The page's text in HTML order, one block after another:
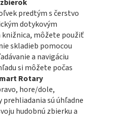
predtým s čerstvo
dotykovým
knižnica, môžete použiť
skladieb pomocou
a navigáciu
si môžete počas
Rotary
hore/dole,
sú úhľadne
hudobnú zbierku a